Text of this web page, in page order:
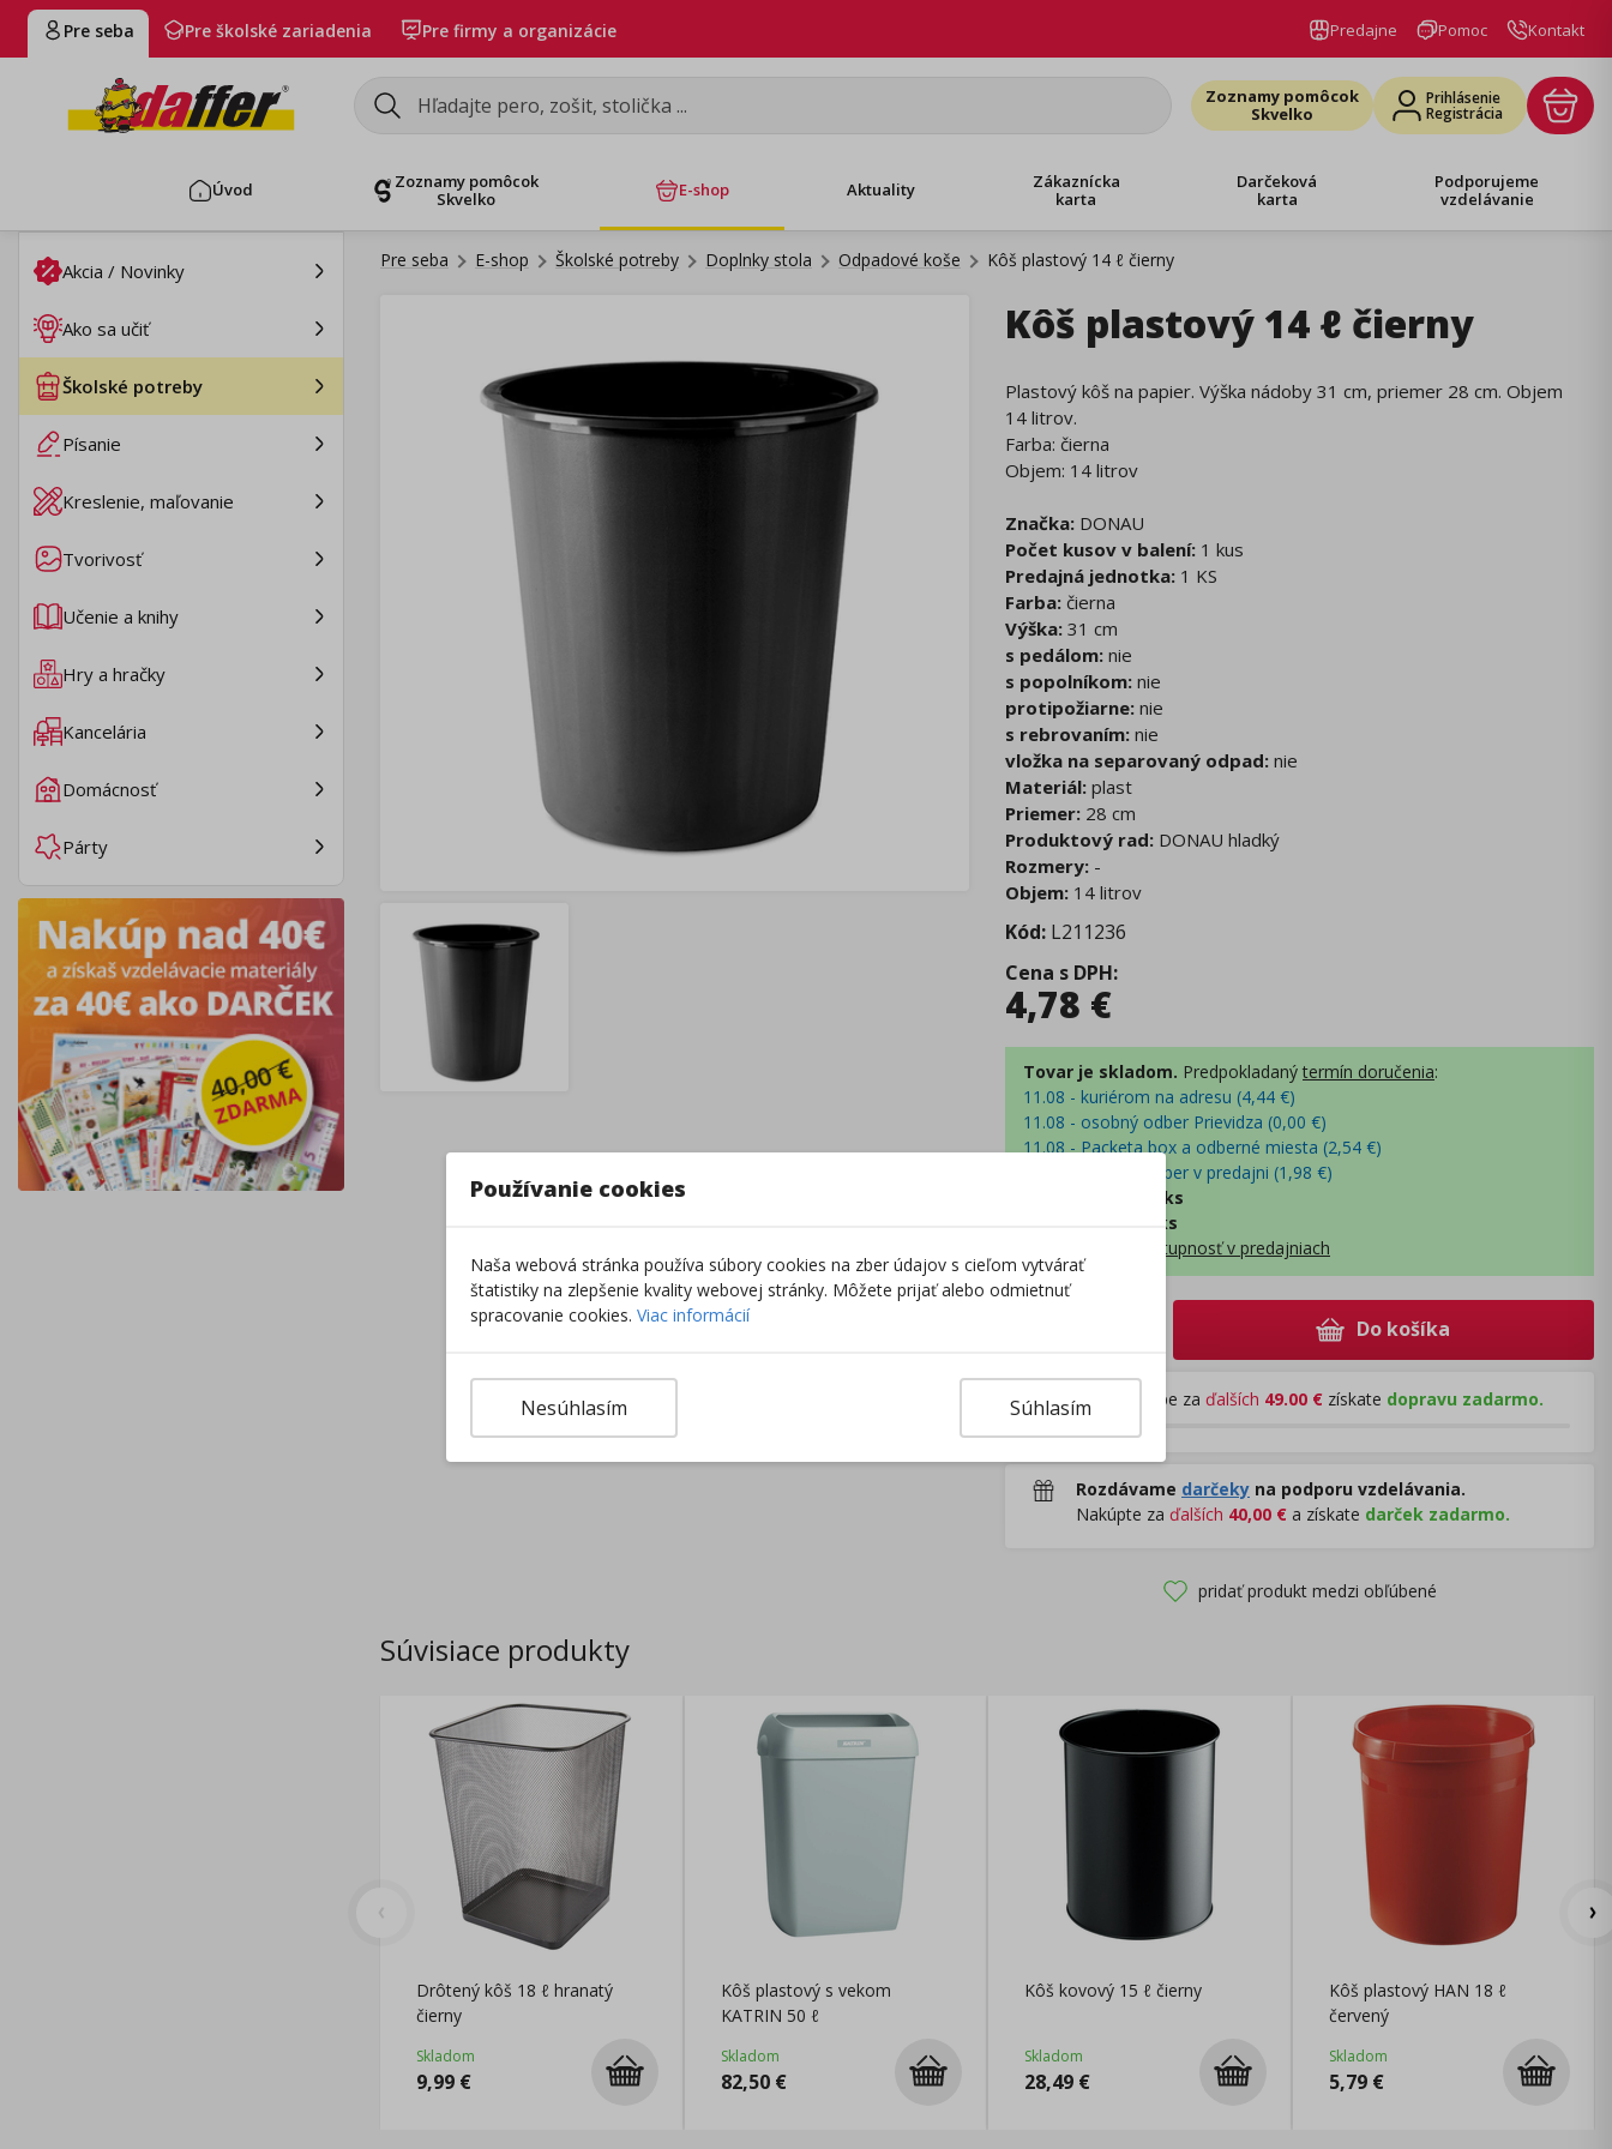
Pre seba Pre školské zariadenia Pre firmy a organizácie Predajne Pomoc Kontakt
Zoznamy pomôcok
Skvelko
Prihlásenie
Registrácia
Úvod
Zoznamy pomôcok
Skvelko
E-shop Aktuality
Zákaznícka
karta
Darčeková
karta
Podporujeme
vzdelávanie
Akcia / Novinky
Ako sa učiť
Školské potreby
Písanie
Kreslenie, maľovanie
Tvorivosť
Učenie a knihy
Hry a hračky
Kancelária
Domácnosť
Párty
Pre seba E-shop Školské potreby Doplnky stola Odpadové koše Kôš plastový 14 ℓ čierny
Kôš plastový 14 ℓ čierny
Plastový kôš na papier. Výška nádoby 31 cm, priemer 28 cm. Objem
14 litrov.
Farba: čierna
Objem: 14 litrov
Značka: DONAU
Počet kusov v balení: 1 kus
Predajná jednotka: 1 KS
Farba: čierna
Výška: 31 cm
s pedálom: nie
s popolníkom: nie
protipožiarne: nie
s rebrovaním: nie
vložka na separovaný odpad: nie
Materiál: plast
Priemer: 28 cm
Produktový rad: DONAU hladký
Rozmery: -
Objem: 14 litrov
Kód: L211236
Cena s DPH:
4,78 €
Tovar je skladom. Predpokladaný termín doručenia:
11.08 - kuriérom na adresu (4,44 €)
11.08 - osobný odber Prievidza (0,00 €)
11.08 - Packeta box a odberné miesta (2,54 €)
11.08 - osobný odber v predajni (1,98 €)
0 ks
69 ks
Zobraziť dostupnosť v predajniach
Do košíka
Pri nákupe za ďalších 49.00 € získate dopravu zadarmo.
Rozdávame darčeky na podporu vzdelávania.
Nakúpte za ďalších 40,00 € a získate darček zadarmo.
pridať produkt medzi obľúbené
Súvisiace produkty
Drôtený kôš 18 ℓ hranatý
čierny
Skladom
9,99 €
Kôš plastový s vekom
KATRIN 50 ℓ
Skladom
82,50€
Kôš kovový 15 ℓ čierny
Skladom
28,49 €
Kôš plastový HAN 18 ℓ
červený
Skladom
5,79€
Používanie cookies
Naša webová stránka používa súbory cookies na zber údajov s cieľom vytvárať
štatistiky na zlepšenie kvality webovej stránky. Môžete prijať alebo odmietnuť
spracovanie cookies. Viac informácií
Súhlasím
Nesúhlasím